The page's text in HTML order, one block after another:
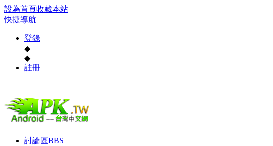
設為首頁收藏本站
快捷導航
登錄
◆
◆
註冊
討論區BBS